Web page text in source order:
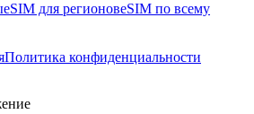
eSIM для регионовeSIM по всему
Политика конфиденциальности